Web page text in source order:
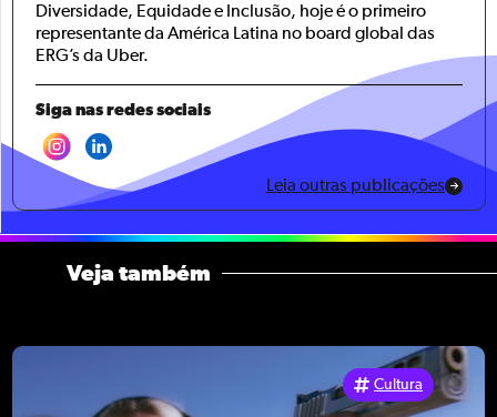
Diversidade, Equidade e Inclusão, hoje é o primeiro
representante da América Latina no board global das
ERG’s da Uber.
Siga nas redes sociais
Leia outras publicações
Veja também
Cultura